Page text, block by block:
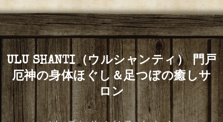
ULU SHANTI（ウルシャンティ） 門戸
厄神の身体ほぐし＆足つぼの癒しサ
ロン